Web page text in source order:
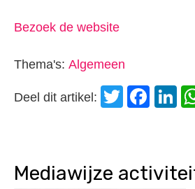
Bezoek de website
Thema's: Algemeen
Deel dit artikel: Twitter
Mediawijze